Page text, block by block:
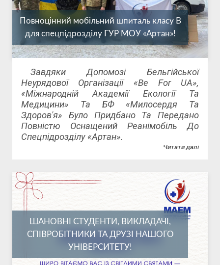
Повноцінний мобільний шпиталь класу В
для спецпідрозділу ГУР МОУ «Артан»!
Завдяки Допомозі Бельгійської
Неурядової Організації «Be For UA»,
«Міжнародній Академії Екології Та
Медицини» Та БФ «Милосердя Та
Здоров'я» Було Придбано Та Передано
Повністю Оснащений Реанімобіль До
Спецпідрозділу «Артан».
Читати далі
ШАНОВНІ СТУДЕНТИ, ВИКЛАДАЧІ,
СПІВРОБІТНИКИ ТА ДРУЗІ НАШОГО
УНІВЕРСИТЕТУ!